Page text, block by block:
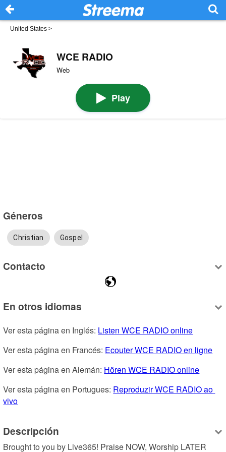
United States >
WCE RADIO
Web
Play
Géneros
Christian Gospel
Contacto
En otros idiomas
Ver esta página en Inglés: Listen WCE RADIO online
Ver esta página en Francés: Ecouter WCE RADIO en ligne
Ver esta página en Alemán: Hören WCE RADIO online
Ver esta página en Portugues: Reproduzir WCE RADIO ao
vivo
Descripción
Brought to you by Live365! Praise NOW, Worship LATER